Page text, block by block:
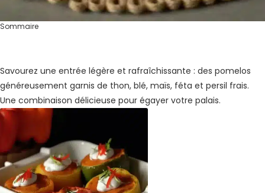
Sommaire
Savourez une entrée légère et rafraîchissante : des pomelos
généreusement garnis de thon, blé, maïs, féta et persil frais.
Une combinaison délicieuse pour égayer votre palais.